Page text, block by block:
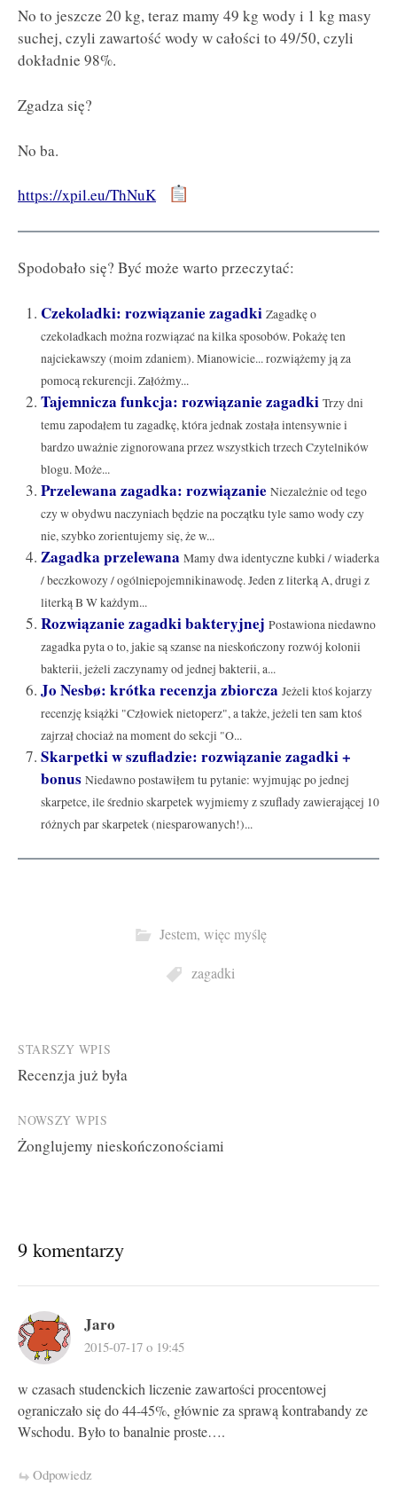
No to jeszcze 20 kg, teraz mamy 49 kg wody i 1 kg masy
suchej, czyli zawartość wody w całości to 49/50, czyli
dokładnie 98%.
Zgadza się?
No ba.
https://xpil.eu/ThNuK
Spodobało się? Być może warto przeczytać:
Czekoladki: rozwiązanie zagadki Zagadkę o
czekoladkach można rozwiązać na kilka sposobów. Pokażę ten
najciekawszy (moim zdaniem). Mianowicie... rozwiążemy ją za
pomocą rekurencji. Załóżmy...
Tajemnicza funkcja: rozwiązanie zagadki Trzy dni
temu zapodałem tu zagadkę, która jednak została intensywnie i
bardzo uważnie zignorowana przez wszystkich trzech Czytelników
blogu. Może...
Przelewana zagadka: rozwiązanie Niezależnie od tego
czy w obydwu naczyniach będzie na początku tyle samo wody czy
nie, szybko zorientujemy się, że w...
Zagadka przelewana Mamy dwa identyczne kubki / wiaderka
/ beczkowozy / ogólniepojemnikinawodę. Jeden z literką A, drugi z
literką B W każdym...
Rozwiązanie zagadki bakteryjnej Postawiona niedawno
zagadka pyta o to, jakie są szanse na nieskończony rozwój kolonii
bakterii, jeżeli zaczynamy od jednej bakterii, a...
Jo Nesbø: krótka recenzja zbiorcza Jeżeli ktoś kojarzy
recenzję książki "Człowiek nietoperz", a także, jeżeli ten sam ktoś
zajrzał chociaż na moment do sekcji "O...
Skarpetki w szufladzie: rozwiązanie zagadki +
bonus Niedawno postawiłem tu pytanie: wyjmując po jednej
skarpetce, ile średnio skarpetek wyjmiemy z szuflady zawierającej 10
różnych par skarpetek (niesparowanych!)...
Jestem, więc myślę
zagadki
Post
navigation
STARSZY WPIS
Recenzja już była
NOWSZY WPIS
Żonglujemy nieskończonościami
9 komentarzy
Jaro
2015-07-17 o 19:45
w czasach studenckich liczenie zawartości procentowej
ograniczało się do 44-45%, głównie za sprawą kontrabandy ze
Wschodu. Było to banalnie proste….
Odpowiedz